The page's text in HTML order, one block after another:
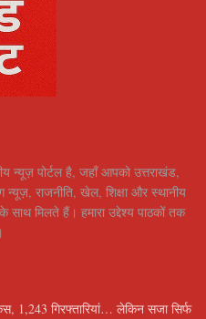
न्यूज़ पोर्टल है, जहाँ आपको उत्तराखंड,
राजनीति, खेल, शिक्षा और स्थानीय
मिलते हैं। हमारा उद्देश्य पाठकों तक
1,243 गिरफ्तारियां… लेकिन सजा सिर्फ